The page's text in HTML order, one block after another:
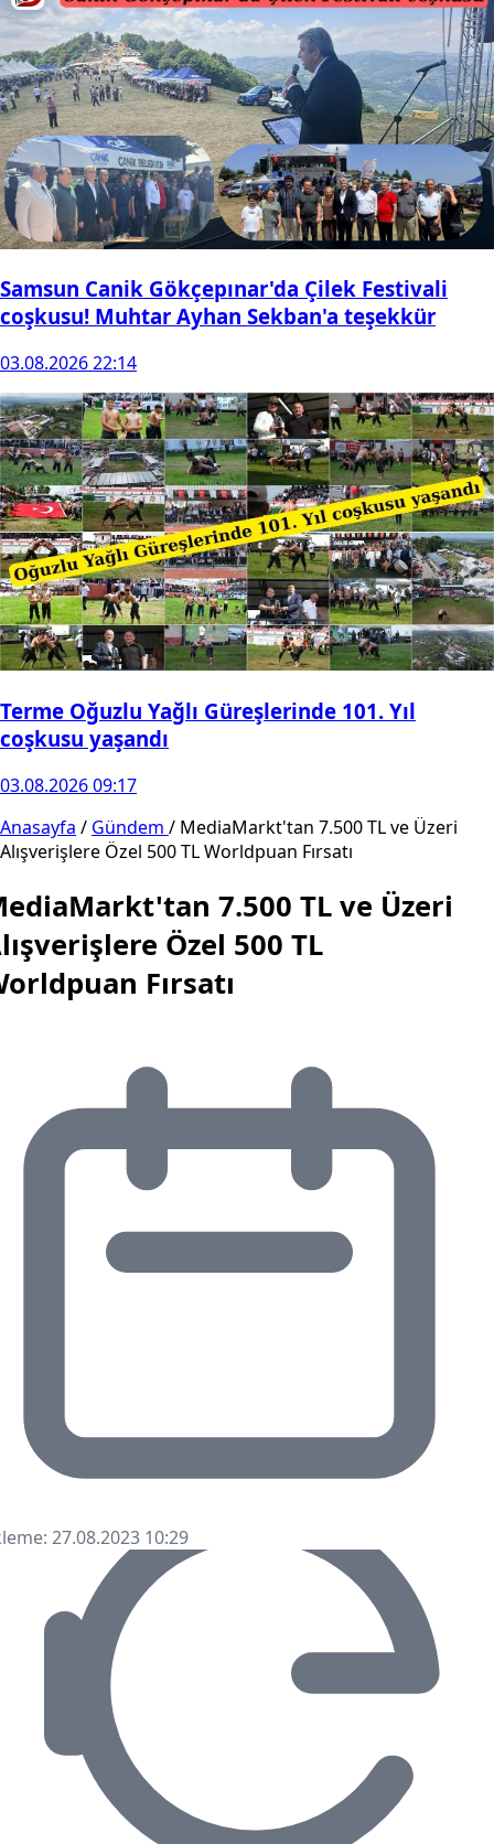
Samsun Canik Gökçepınar'da Çilek Festivali
coşkusu! Muhtar Ayhan Sekban'a teşekkür
03.08.2026 22:14
Terme Oğuzlu Yağlı Güreşlerinde 101. Yıl
coşkusu yaşandı
03.08.2026 09:17
Anasayfa / Gündem / MediaMarkt'tan 7.500 TL ve Üzeri
Alışverişlere Özel 500 TL Worldpuan Fırsatı
7.500 TL ve Üzeri
Özel 500 TL
Fırsatı
27.08.2023 10:29